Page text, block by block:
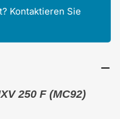
Kontaktieren Sie
250 F (MC92)